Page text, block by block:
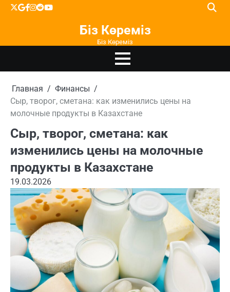
Перейти
X google
facebook
instagram
reddityoutube
Біз Көреміз
Біз Көреміз
Главная
Финансы
Сыр, творог, сметана: как изменились цены на
молочные продукты в Казахстане
Сыр, творог, сметана: как
изменились цены на молочные
продукты в Казахстане
19.03.2026